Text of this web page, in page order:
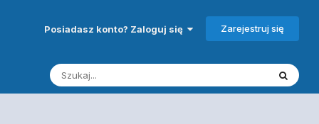
Posiadasz konto? Zaloguj się Zarejestruj się